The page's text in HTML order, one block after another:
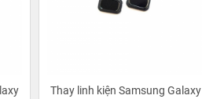
Thay linh kiện Samsung Galaxy